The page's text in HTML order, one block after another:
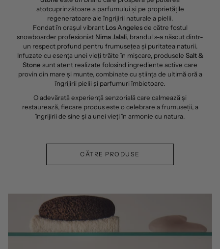
atotcuprinzătoare a parfumului și pe proprietățile
regeneratoare ale îngrijirii naturale a pielii.
Fondat în orașul vibrant Los Angelesde către fostul
snowboarder profesionist Nima Jalali, brandul s-a născut dintr-
un respect profund pentru frumusețea și puritatea naturii.
Infuzate cu esența unei vieți trăite în mișcare, produsele Salt &
Stone sunt atent realizate folosind ingrediente active care
provin din mare și munte, combinate cu știința de ultimă oră a
îngrijirii pielii și parfumuri îmbietoare.
O adevărată experiență senzorială care calmează și
restaurează, fiecare produs este o celebrare a frumuseții, a
îngrijirii de sine și a unei vieți în armonie cu natura.
CĂTRE PRODUSE